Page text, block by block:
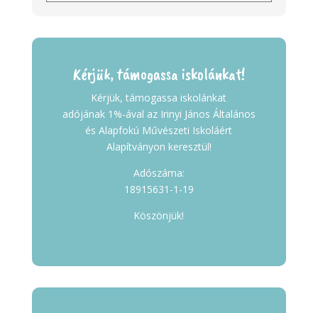
Kérjük, támogassa iskolánkat!
Kérjük, támogassa iskolánkat
adójának 1%-ával az Irinyi János Általános
és Alapfokú Művészeti Iskoláért
Alapítványon keresztül!
Adószáma:
18915631-1-19
Köszönjük!